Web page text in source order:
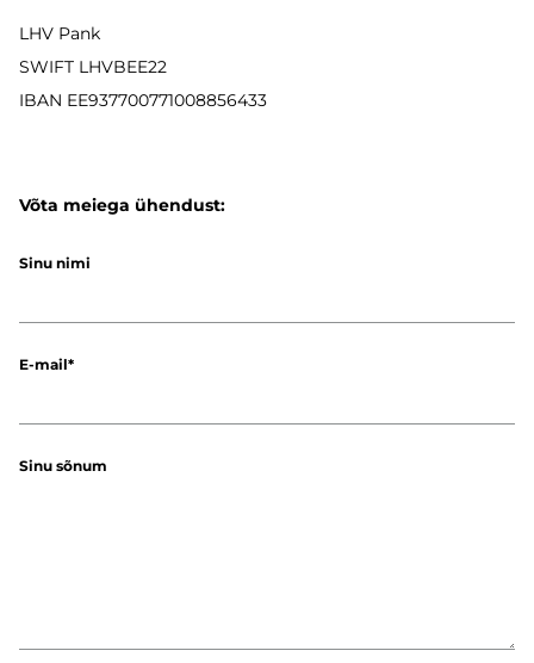
LHV Pank
SWIFT LHVBEE22
IBAN EE937700771008856433
Võta meiega ühendust:
Sinu nimi
E-mail
Sinu sõnum